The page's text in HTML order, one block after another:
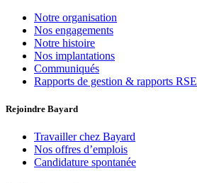
Notre organisation
Nos engagements
Notre histoire
Nos implantations
Communiqués
Rapports de gestion & rapports RSE
Rejoindre Bayard
Travailler chez Bayard
Nos offres d’emplois
Candidature spontanée